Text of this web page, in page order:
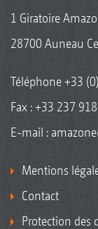
1 Giratoire
28700 Auneau
Téléphone+33
Fax : +33 237
E-mail :
Mentions
Contact
Protection des